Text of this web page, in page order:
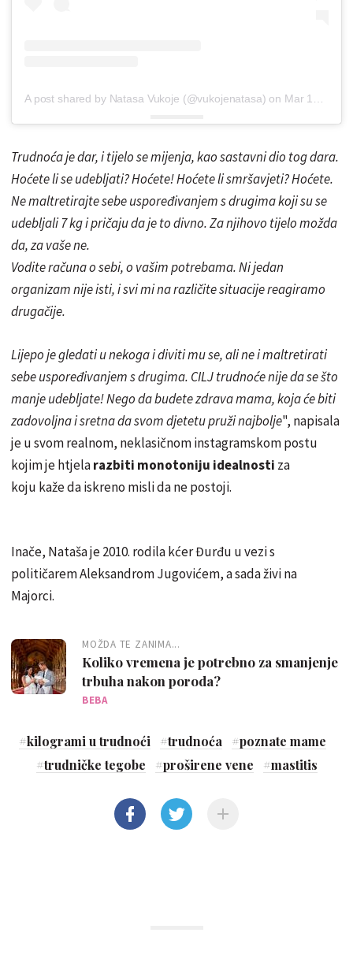
A post shared by Natasa Vukoje (@vukojenatasa) on Mar 16, 2019 at 1:29am PDT
Trudnoća je dar, i tijelo se mijenja, kao sastavni dio tog dara.
Hoćete li se udebljati? Hoćete! Hoćete li smršavjeti? Hoćete.
Ne maltretirajte sebe uspoređivanjem s drugima koji su se
udebljali 7 kg i pričaju da je to divno. Za njihovo tijelo možda
da, za vaše ne.
Vodite računa o sebi, o vašim potrebama. Ni jedan
organizam nije isti, i svi mi na različite situacije reagiramo
drugačije.
Lijepo je gledati u nekoga i diviti mu se, ali ne i maltretirati
sebe uspoređivanjem s drugima. CILJ trudnoće nije da se što
manje udebljate! Nego da budete zdrava mama, koja će biti
zadovoljna i sretna da svom djetetu pruži najbolje", napisala
je u svom realnom, neklasičnom instagramskom postu
kojim je htjelarazbiti monotoniju idealnosti za
koju kaže da iskreno misli da ne postoji.
Inače, Nataša je 2010. rodila kćer Đurđu u vezi s
političarem Aleksandrom Jugovićem, a sada živi na
Majorci.
MOŽDA TE ZANIMA...
Koliko vremena je potrebno za smanjenje
trbuha nakon poroda?
BEBA
#kilogrami u trudnoći #trudnoća #poznate mame
#trudničke tegobe #proširene vene #mastitis